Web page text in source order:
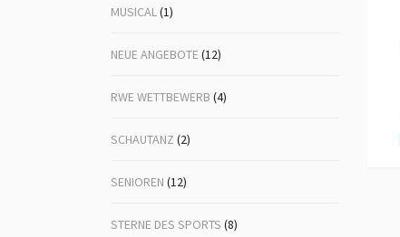
MUSICAL(1)
NEUE ANGEBOTE(12)
RWE WETTBEWERB (4)
SCHAUTANZ (2)
SENIOREN (12)
STERNE DES SPORTS (8)